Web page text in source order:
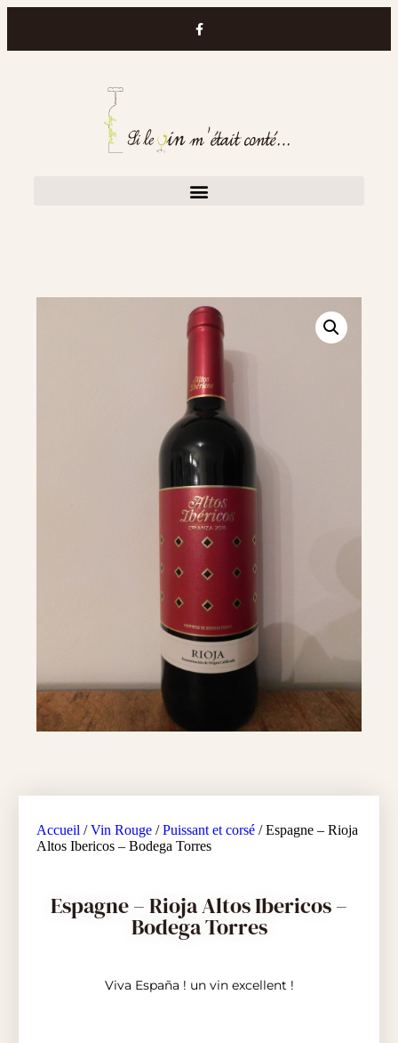
Accueil /Vin Rouge/Puissant et corsé/ Espagne – Rioja
Altos Ibericos – Bodega Torres
Espagne – Rioja Altos Ibericos –
Bodega Torres
Viva España ! un vin excellent !